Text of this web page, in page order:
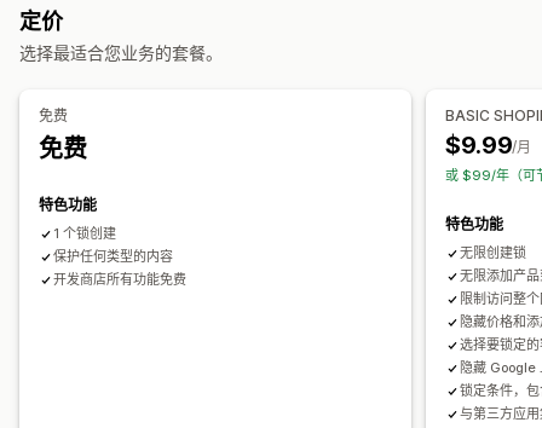
激活链接
访问控制
自定义规则
定价
选择最适合您业务的套餐。
免费
免费
特色功能
1 个锁创建
保护任何类型的内容
开发商店所有功能免费
BASIC
$9.99/月
或 $99/年（可
特色功能
无限创建锁
无限添加产
限制访问整
隐藏价格和
选择要锁定
隐藏 Google
锁定条件，
与第三方应